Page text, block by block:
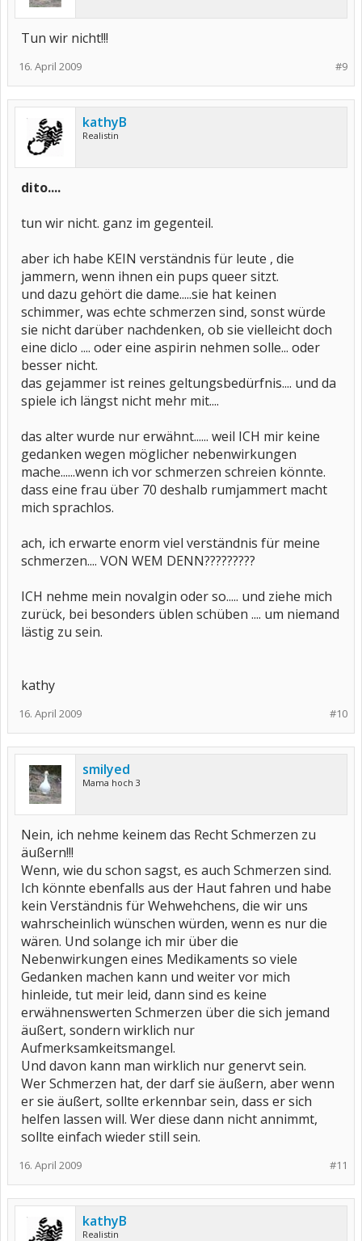
Tun wir nicht!!!
#9
16. April 2009
kathyB
Realistin
dito....
tun wir nicht. ganz im gegenteil.
aber ich habe KEIN verständnis für leute , die
jammern, wenn ihnen ein pups queer sitzt.
und dazu gehört die dame.....sie hat keinen
schimmer, was echte schmerzen sind, sonst würde
sie nicht darüber nachdenken, ob sie vielleicht doch
eine diclo .... oder eine aspirin nehmen solle... oder
besser nicht.
das gejammer ist reines geltungsbedürfnis.... und da
spiele ich längst nicht mehr mit....
das alter wurde nur erwähnt...... weil ICH mir keine
gedanken wegen möglicher nebenwirkungen
mache......wenn ich vor schmerzen schreien könnte.
dass eine frau über 70 deshalb rumjammert macht
mich sprachlos.
ach, ich erwarte enorm viel verständnis für meine
schmerzen.... VON WEM DENN?????????
ICH nehme mein novalgin oder so..... und ziehe mich
zurück, bei besonders üblen schüben .... um niemand
lästig zu sein.
kathy
#10
16. April 2009
smilyed
Mama hoch 3
Nein, ich nehme keinem das Recht Schmerzen zu
äußern!!!
Wenn, wie du schon sagst, es auch Schmerzen sind.
Ich könnte ebenfalls aus der Haut fahren und habe
kein Verständnis für Wehwehchens, die wir uns
wahrscheinlich wünschen würden, wenn es nur die
wären. Und solange ich mir über die
Nebenwirkungen eines Medikaments so viele
Gedanken machen kann und weiter vor mich
hinleide, tut meir leid, dann sind es keine
erwähnenswerten Schmerzen über die sich jemand
äußert, sondern wirklich nur
Aufmerksamkeitsmangel.
Und davon kann man wirklich nur genervt sein.
Wer Schmerzen hat, der darf sie äußern, aber wenn
er sie äußert, sollte erkennbar sein, dass er sich
helfen lassen will. Wer diese dann nicht annimmt,
sollte einfach wieder still sein.
#11
16. April 2009
kathyB
Realistin